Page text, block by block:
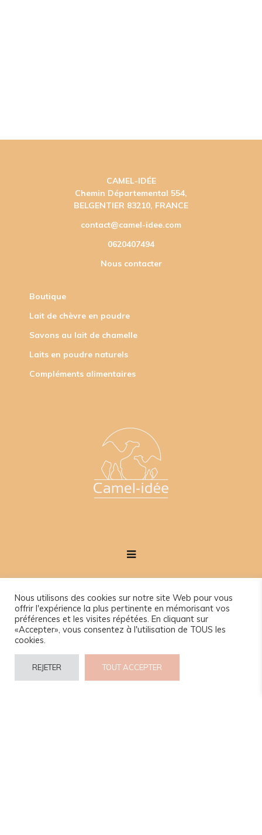
CAMEL-IDÉE
Chemin Départemental 554,
BELGENTIER 83210, FRANCE
contact@camel-idee.com
0620407494
Nous contacter
Boutique
Lait de chèvre en poudre
Savons au lait de chamelle
Laits en poudre naturels
Compléments alimentaires
Nous utilisons des cookies sur notre site Web pour vous
offrir l'expérience la plus pertinente en mémorisant vos
préférences et les visites répétées. En cliquant sur
«Accepter», vous consentez à l'utilisation de TOUS les
cookies.
REJETER TOUT ACCEPTER